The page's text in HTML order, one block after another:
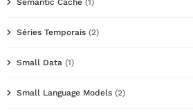
Semantic Cache (1)
Séries Temporais (2)
Small Data (1)
Small Language Models (2)